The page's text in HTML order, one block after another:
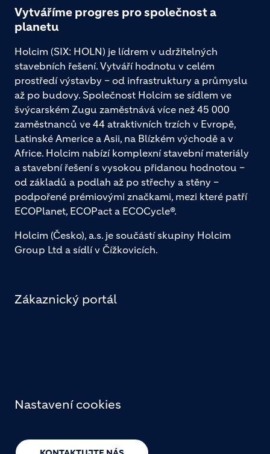
Vytváříme progres pro společnost a
planetu
Holcim (SIX: HOLN) je lídrem v udržitelných
stavebních řešení. Vytváří hodnotu v celém
prostředí výstavby – od infrastruktury a průmyslu
až po budovy. Společnost Holcim se sídlem ve
švýcarském Zugu zaměstnává více než 45 000
zaměstnanců ve 44 atraktivních trzích v Evropě,
Latinské Americe a Asii, na Blízkém východě a v
Africe. Holcim nabízí komplexní stavební materiály
a stavební řešení s vysokou přidanou hodnotou –
od základů a podlah až po střechy a stěny –
podpořené prémiovými značkami, mezi které patří
ECOPlanet, ECOPact a ECOCycle®.
Holcim (Česko), a.s. je součástí skupiny Holcim
Group Ltd a sídlí v Čížkovicích.
Zákaznický portál
Nastavení cookies